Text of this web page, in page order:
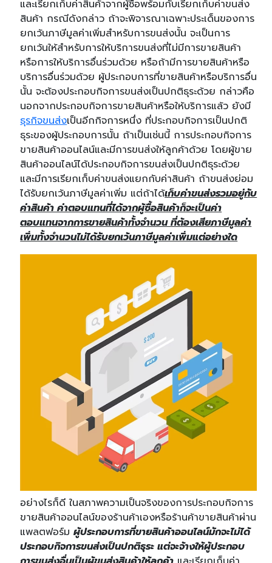
และเรียกเก็บค่าสินค้าจากผู้ซื้อพร้อมกับเรียกเก็บค่าขนส่ง
สินค้า กรณีดังกล่าว ถ้าจะพิจารณาเฉพาะประเด็นของการ
ยกเว้นภาษีมูลค่าเพิ่มสำหรับการขนส่งนั้น จะเป็นการ
ยกเว้นให้สำหรับการให้บริการขนส่งที่ไม่มีการขายสินค้า
หรือการให้บริการอื่นร่วมด้วย หรือถ้ามีการขายสินค้าหรือ
บริการอื่นร่วมด้วย ผู้ประกอบการที่ขายสินค้าหรือบริการอื่น
นั้น จะต้องประกอบกิจการขนส่งเป็นปกติธุระด้วย กล่าวคือ
นอกจากประกอบกิจการขายสินค้าหรือให้บริการแล้ว ยังมี
ธุรกิจขนส่งเป็นอีกกิจการหนึ่ง ที่ประกอบกิจการเป็นปกติ
ธุระของผู้ประกอบการนั้น ถ้าเป็นเช่นนี้ การประกอบกิจการ
ขายสินค้าออนไลน์และมีการขนส่งให้ลูกค้าด้วย โดยผู้ขาย
สินค้าออนไลน์ได้ประกอบกิจการขนส่งเป็นปกติธุระด้วย
และมีการเรียกเก็บค่าขนส่งแยกกับค่าสินค้า ถ้าขนส่งย่อม
ได้รับยกเว้นภาษีมูลค่าเพิ่ม แต่ถ้าได้เก็บค่าขนส่งรวมอยู่กับ
ค่าสินค้า ค่าตอบแทนที่ได้จากผู้ซื้อสินค้าก็จะเป็นค่า
ตอบแทนจากการขายสินค้าทั้งจำนวน ที่ต้องเสียภาษีมูลค่า
เพิ่มทั้งจำนวนไม่ได้รับยกเว้นภาษีมูลค่าเพิ่มแต่อย่างใด
อย่างไรก็ดี ในสภาพความเป็นจริงของการประกอบกิจการ
ขายสินค้าออนไลน์ของร้านค้าเองหรือร้านค้าขายสินค้าผ่าน
แพลตฟอร์มผู้ประกอบการที่ขายสินค้าออนไลน์มักจะไม่ได้
ประกอบกิจการขนส่งเป็นปกติธุระ แต่จะจ้างให้ผู้ประกอบ